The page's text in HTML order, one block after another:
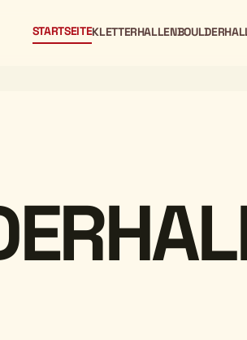
STARTSEITEKLETTERHALLEN